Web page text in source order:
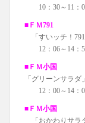
10：30～11：
■ＦＭ791
「すいッチ！791
12：06～14：
■ＦＭ小国
「グリーンサラダ」
12：00～14：
■ＦＭ小国
「おかわりサラ